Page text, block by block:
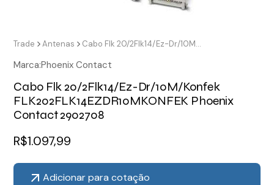
Trade Antenas Cabo Flk 20/2Flk14/Ez-Dr/10M/Konfek FLK202FLK14EZDR10MKONFEK Phoenix Contact 2902708
Marca:Phoenix Contact
Cabo Flk 20/2Flk14/Ez-Dr/10M/Konfek
FLK202FLK14EZDR10MKONFEK Phoenix
Contact 2902708
R$1.097,99
Adicionar para cotação